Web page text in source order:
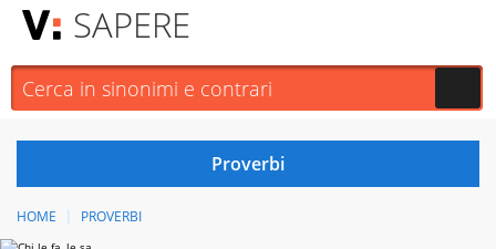
SAPERE
HOME PROVERBI